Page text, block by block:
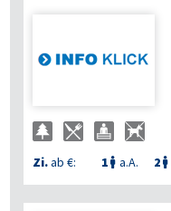
Zi.ab €: 1  a.A. 2 